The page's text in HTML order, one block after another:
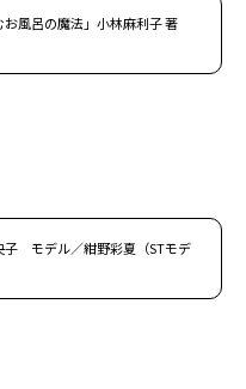
風呂の魔法」小林麻利子 著
モデル／紺野彩夏（STモデ